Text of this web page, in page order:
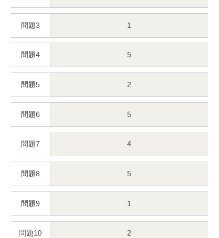
問題3 1
問題4 5
問題5 2
問題6 5
問題7 4
問題8 5
問題9 1
問題10 2